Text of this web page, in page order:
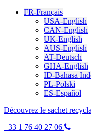
FR-Français
USA-English
CAN-English
UK-English
AUS-English
AT-Deutsch
GHA-English
ID-Bahasa
PL-Polski
ES-Español
Découvrez le sachet
+33 1 76 40 27 06